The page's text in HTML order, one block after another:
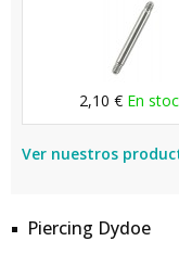
2,10 € En
Ver nuestros
Piercing Dydoe